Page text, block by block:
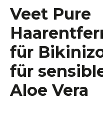
Veet Pure
für
für
Aloe Vera